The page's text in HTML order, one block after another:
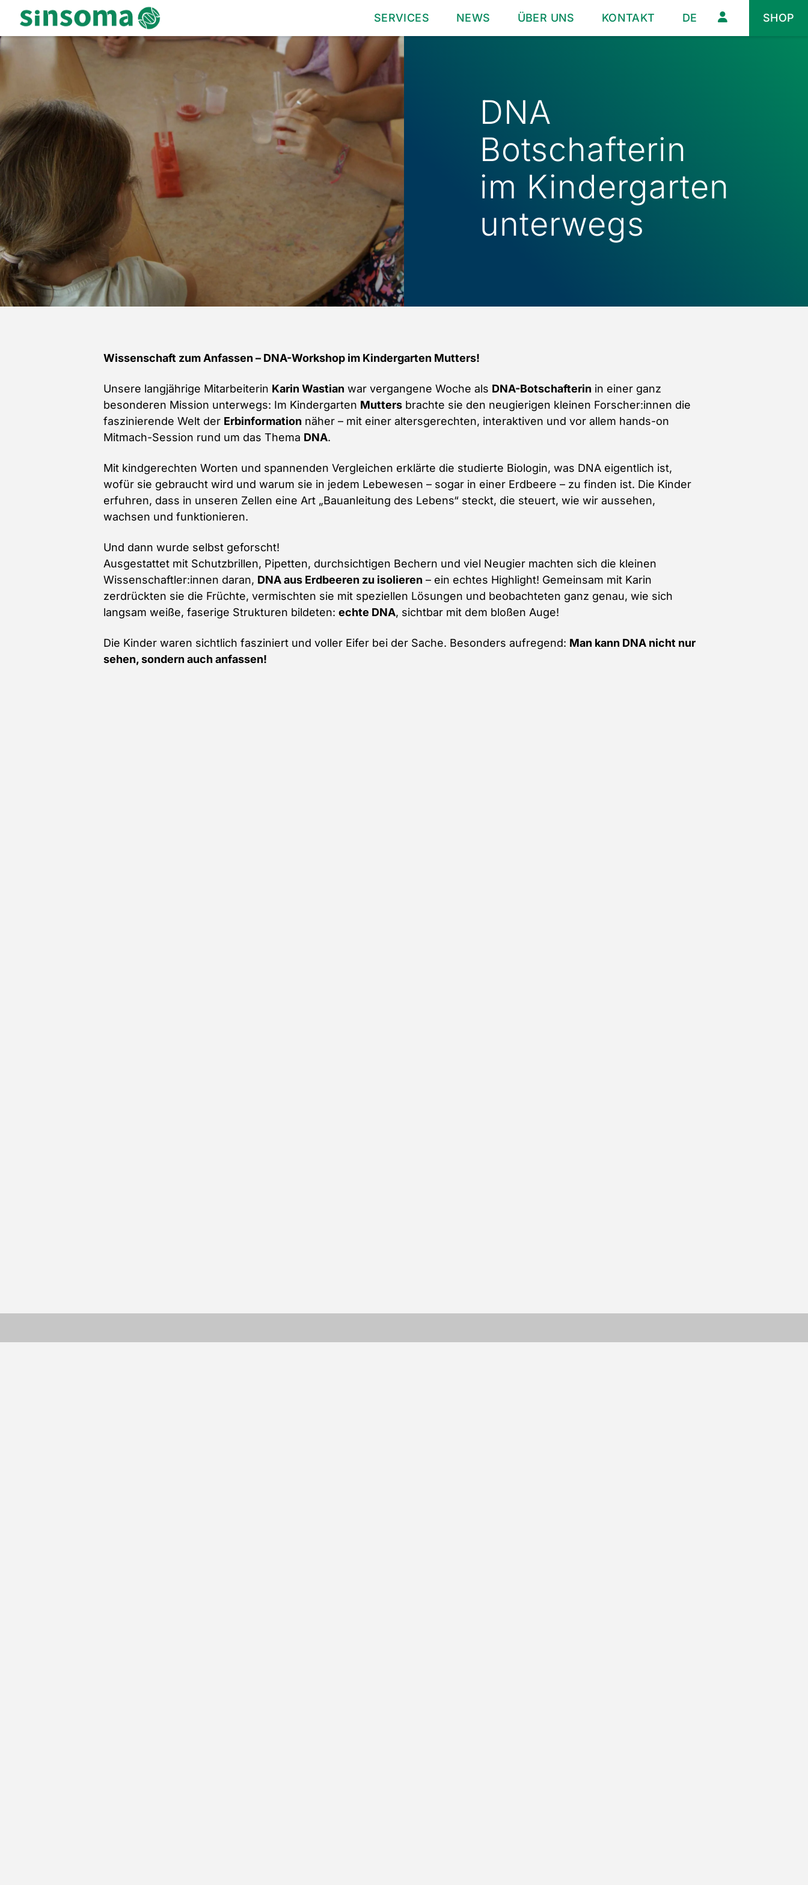
DE
SERVICES NEWS ÜBER UNS KONTAKT SHOP
DNA
Botschafterin
im Kindergarten
unterwegs
Wissenschaft zum Anfassen – DNA-Workshop im Kindergarten Mutters!
Unsere langjährige Mitarbeiterin Karin Wastian war vergangene Woche als DNA-Botschafterin in einer ganz
besonderen Mission unterwegs: Im Kindergarten Mutters brachte sie den neugierigen kleinen Forscher:innen die
faszinierende Welt der Erbinformation näher – mit einer altersgerechten, interaktiven und vor allem hands-on
Mitmach-Session rund um das Thema DNA.
Mit kindgerechten Worten und spannenden Vergleichen erklärte die studierte Biologin, was DNA eigentlich ist,
wofür sie gebraucht wird und warum sie in jedem Lebewesen – sogar in einer Erdbeere – zu finden ist. Die Kinder
erfuhren, dass in unseren Zellen eine Art „Bauanleitung des Lebens“ steckt, die steuert, wie wir aussehen,
wachsen und funktionieren.
Und dann wurde selbst geforscht!
Ausgestattet mit Schutzbrillen, Pipetten, durchsichtigen Bechern und viel Neugier machten sich die kleinen
Wissenschaftler:innen daran, DNA aus Erdbeeren zu isolieren – ein echtes Highlight! Gemeinsam mit Karin
zerdrückten sie die Früchte, vermischten sie mit speziellen Lösungen und beobachteten ganz genau, wie sich
langsam weiße, faserige Strukturen bildeten: echte DNA, sichtbar mit dem bloßen Auge!
Die Kinder waren sichtlich fasziniert und voller Eifer bei der Sache. Besonders aufregend: Man kann DNA nicht nur
sehen, sondern auch anfassen!